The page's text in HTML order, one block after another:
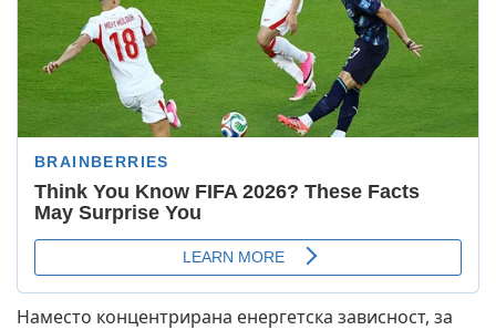
Наместо концентрирана енергетска зависност, за